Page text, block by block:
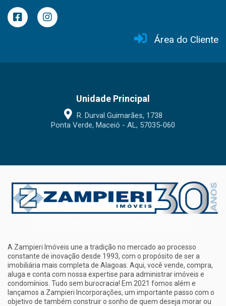
Área do Cliente
Unidade Principal
R. Durval Guimarães, 1738
Ponta Verde, Maceió - AL, 57035-060
A Zampieri Imóveis une a tradição no mercado ao processo
constante de inovação desde 1993, com o propósito de ser a
imobiliária mais completa de Alagoas. Aqui, você vende, compra,
aluga e conta com nossa expertise para administrar imóveis e
condomínios. Tudo sem burocracia! Em 2021 fomos além e
lançamos a Zampieri Incorporações, um importante passo com o
objetivo de também construir o sonho de quem deseja morar ou